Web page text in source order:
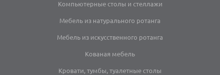
Компьютерные столы и стеллажи
Мебель из натурального ротанга
Мебель из искусственного ротанга
Кованая мебель
Кровати, тумбы, туалетные столы